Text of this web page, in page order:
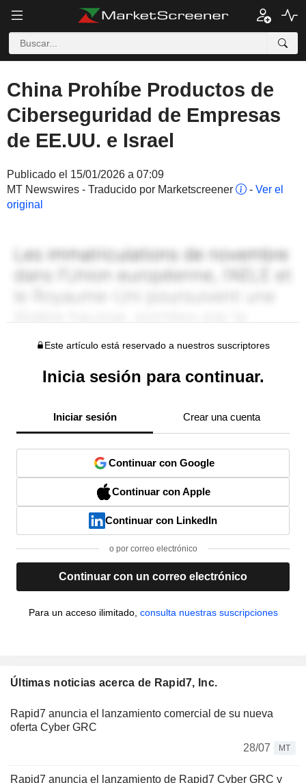
China Prohíbe Productos de
Ciberseguridad de Empresas
de EE.UU. e Israel
Publicado el 15/01/2026 a 07:09
MT Newswires - Traducido por Marketscreener
- Ver el
original
Este artículo está reservado a nuestros suscriptores
Inicia sesión para continuar.
Iniciar sesión Crear una cuenta
Continuar con Google
Continuar con Apple
Continuar con LinkedIn
o por correo electrónico
Continuar con un correo electrónico
Para un acceso ilimitado, consulta nuestras suscripciones
Últimas noticias acerca de Rapid7, Inc.
Rapid7 anuncia el lanzamiento comercial de su nueva
oferta Cyber GRC
28/07
MT
Rapid7 anuncia el lanzamiento de Rapid7 Cyber GRC y